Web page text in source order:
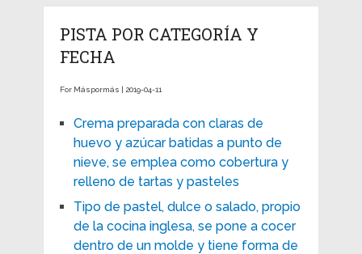
PISTA POR CATEGORÍA Y
FECHA
For Máspormás | 2019-04-11
Crema preparada con claras de
huevo y azúcar batidas a punto de
nieve, se emplea como cobertura y
relleno de tartas y pasteles
Tipo de pastel, dulce o salado, propio
de la cocina inglesa, se pone a cocer
dentro de un molde y tiene forma de